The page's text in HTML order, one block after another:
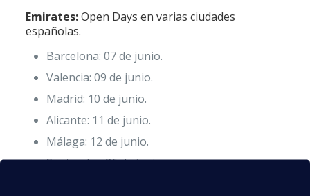
Emirates:Open Days en varias ciudades
españolas.
Barcelona: 07 de junio.
Valencia: 09 de junio.
Madrid: 10 de junio.
Alicante: 11 de junio.
Málaga: 12 de junio.
Santander: 26 de junio.